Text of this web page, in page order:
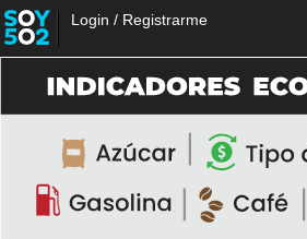
Login / Registrarme